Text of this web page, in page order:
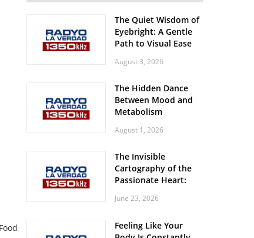
The Quiet Wisdom of
Eyebright: A Gentle
Path to Visual Ease
August 3, 2026
The Hidden Dance
Between Mood and
Metabolism
August 1, 2026
The Invisible
Cartography of the
Passionate Heart:
Spatial Solitude in
Roaring Stadiums
June 23, 2026
Feeling Like Your